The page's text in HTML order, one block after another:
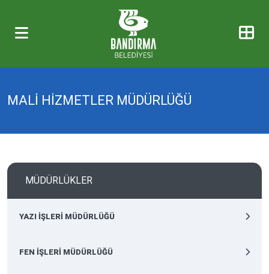
MALİ HİZMETLER MÜDÜRLÜĞÜ
MÜDÜRLÜKLER
YAZI İŞLERİ MÜDÜRLÜĞÜ
FEN İŞLERİ MÜDÜRLÜĞÜ